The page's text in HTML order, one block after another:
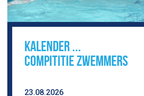
KALENDER ...
COMPITITIE ZWEMMERS
23.08.2026